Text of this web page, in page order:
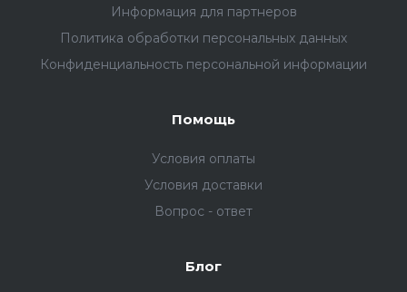
Информация для партнеров
Политика обработки персональных данных
Конфиденциальность персональной информации
Помощь
Условия оплаты
Условия доставки
Вопрос - ответ
Блог